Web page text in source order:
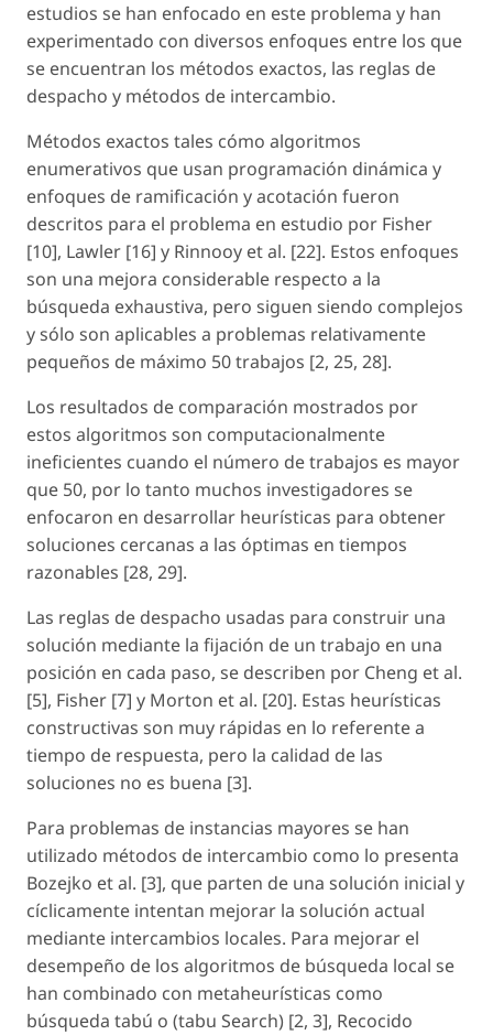
estudios se han enfocado en este problema y han
experimentado con diversos enfoques entre los que
se encuentran los métodos exactos, las reglas de
despacho y métodos de intercambio.
Métodos exactos tales cómo algoritmos
enumerativos que usan programación dinámica y
enfoques de ramificación y acotación fueron
descritos para el problema en estudio por Fisher
[10], Lawler [16] y Rinnooy et al. [22]. Estos enfoques
son una mejora considerable respecto a la
búsqueda exhaustiva, pero siguen siendo complejos
y sólo son aplicables a problemas relativamente
pequeños de máximo 50 trabajos [2, 25, 28].
Los resultados de comparación mostrados por
estos algoritmos son computacionalmente
ineficientes cuando el número de trabajos es mayor
que 50, por lo tanto muchos investigadores se
enfocaron en desarrollar heurísticas para obtener
soluciones cercanas a las óptimas en tiempos
razonables [28, 29].
Las reglas de despacho usadas para construir una
solución mediante la fijación de un trabajo en una
posición en cada paso, se describen por Cheng et al.
[5], Fisher [7] y Morton et al. [20]. Estas heurísticas
constructivas son muy rápidas en lo referente a
tiempo de respuesta, pero la calidad de las
soluciones no es buena [3].
Para problemas de instancias mayores se han
utilizado métodos de intercambio como lo presenta
Bozejko et al. [3], que parten de una solución inicial y
cíclicamente intentan mejorar la solución actual
mediante intercambios locales. Para mejorar el
desempeño de los algoritmos de búsqueda local se
han combinado con metaheurísticas como
búsqueda tabú o (tabu Search) [2, 3], Recocido